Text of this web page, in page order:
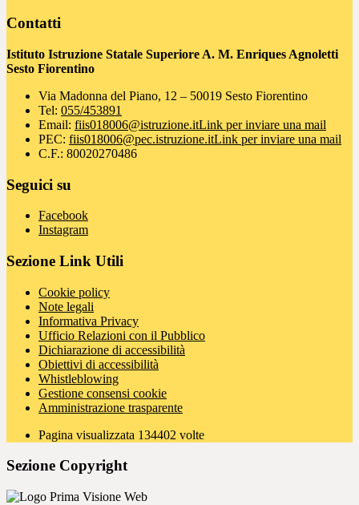
Contatti
Istituto Istruzione Statale Superiore A. M. Enriques Agnoletti
Sesto Fiorentino
Via Madonna del Piano, 12 – 50019 Sesto Fiorentino
Tel: 055/453891
Email: fiis018006@istruzione.itLink per inviare una mail
PEC: fiis018006@pec.istruzione.itLink per inviare una mail
C.F.: 80020270486
Seguici su
Facebook
Instagram
Sezione Link Utili
Cookie policy
Note legali
Informativa Privacy
Ufficio Relazioni con il Pubblico
Dichiarazione di accessibilità
Obiettivi di accessibilità
Whistleblowing
Gestione consensi cookie
Amministrazione trasparente
Pagina visualizzata 134402 volte
Sezione Copyright